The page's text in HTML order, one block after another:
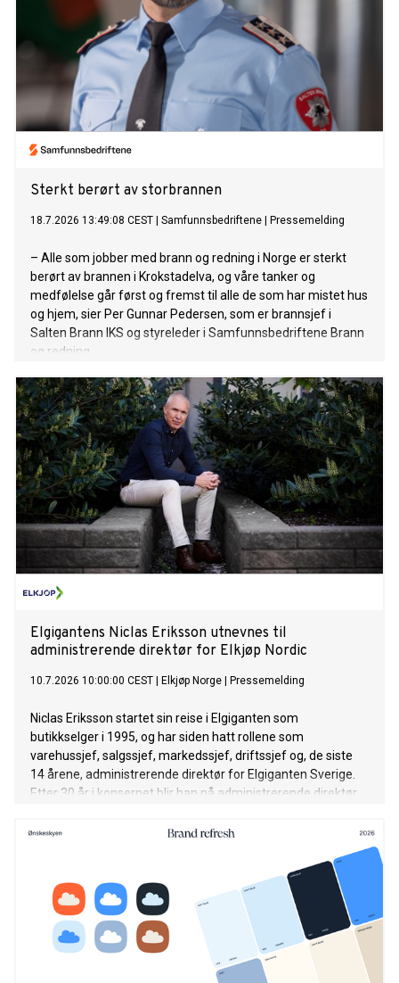
Sterkt berørt av storbrannen
18.7.2026 13:49:08 CEST Samfunnsbedriftene Pressemelding
– Alle som jobber med brann og redning i Norge er sterkt
berørt av brannen i Krokstadelva, og våre tanker og
medfølelse går først og fremst til alle de som har mistet hus
og hjem, sier Per Gunnar Pedersen, som er brannsjef i
Salten Brann IKS og styreleder i Samfunnsbedriftene Brann
og redning.
Elgigantens Niclas Eriksson utnevnes til
administrerende direktør for Elkjøp Nordic
10.7.2026 10:00:00 CEST Elkjøp Norge Pressemelding
Niclas Eriksson startet sin reise i Elgiganten som
butikkselger i 1995, og har siden hatt rollene som
varehussjef, salgssjef, markedssjef, driftssjef og, de siste
14 årene, administrerende direktør for Elgiganten Sverige.
Etter 30 år i konsernet blir han nå administrerende direktør
administrerende direktør for Elkjøp Nordic 1. august 2026.
nordiske detaljhandelsmarkedet var han det naturlige valget
til å videreføre selskapets utvikling.